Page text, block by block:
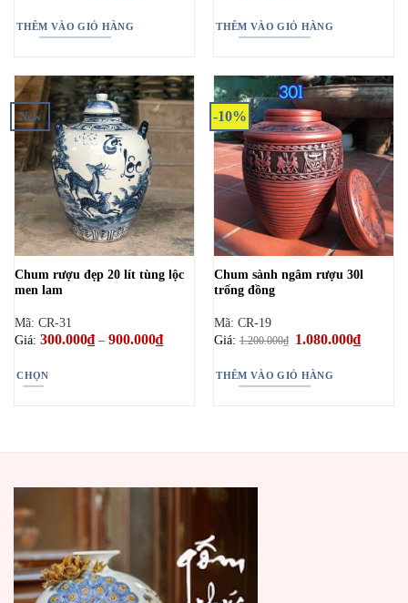
phẩm
650.000₫.
THÊM VÀO GIỎ HÀNG THÊM VÀO GIỎ HÀNG
New
Chum rượu đẹp 20 lít tùng lộc
men lam
Mã: CR-31
Giá: 300.000₫ – 900.000₫Khoảng
giá:
CHỌN
có
thể.
Các
tùy
chọn
có
-10%
Chum sành ngâm rượu 30l
trống đồng
Mã: CR-19
Giá:1.200.000₫ Giá
1.200.000₫.
1.080.000₫Giá
hiện
THÊM VÀO GIỎ HÀNG